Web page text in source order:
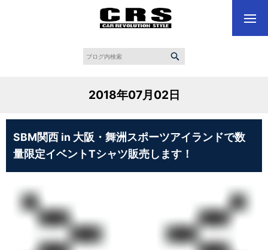
2018年07月02日
SBM関西 in 大阪・舞洲スポーツアイランドで数
量限定イベントTシャツ販売します！